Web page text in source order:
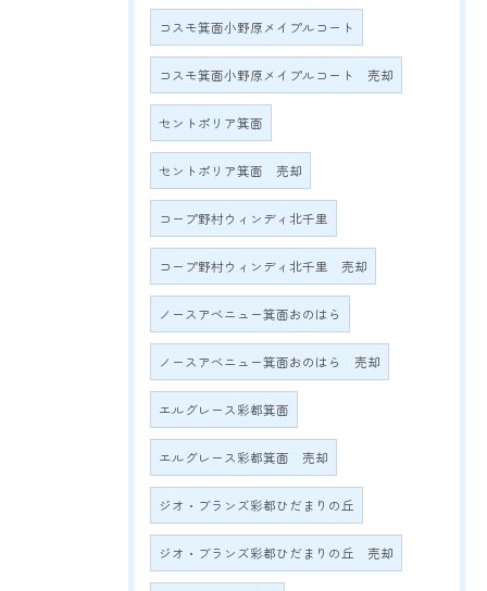
コスモ箕面小野原メイプルコート
コスモ箕面小野原メイプルコート 売却
セントポリア箕面
セントポリア箕面 売却
コープ野村ウィンディ北千里
コープ野村ウィンディ北千里 売却
ノースアベニュー箕面おのはら
ノースアベニュー箕面おのはら 売却
エルグレース彩都箕面
エルグレース彩都箕面 売却
ジオ・ブランズ彩都ひだまりの丘
ジオ・ブランズ彩都ひだまりの丘 売却